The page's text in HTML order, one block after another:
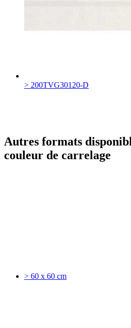
> 200TVG30120-D
Autres formats
couleur de carrelage
> 60 x 60 cm